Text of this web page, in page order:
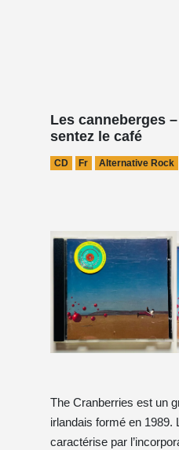
Les canneberges
sentez le café
CD Fr Alternative Rock
The Cranberries est un
irlandais formé en 1989.
caractérise par